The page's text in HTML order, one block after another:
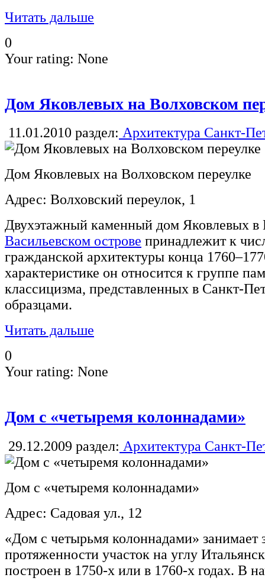
Читать дальше
0
Your rating: None
Дом Яковлевых на Волховском
11.01.2010 раздел: Архитектура Санкт-
Дом Яковлевых на Волховском переулке
Адрес: Волховский переулок, 1
Двухэтажный каменный дом Яковлевых в
Васильевском острове принадлежит к
гражданской архитектуры конца
характеристике он относится к группе
классицизма, представленных в Санкт-
образцами.
Читать дальше
0
Your rating: None
Дом с «четыремя колоннадами»
29.12.2009 раздел: Архитектура Санкт-
Дом с «четыремя колоннадами»
Адрес: Садовая ул., 12
«Дом с четырьмя колоннадами» занимает
протяженности участок на углу
построен в 1750-х или в 1760-х годах. В